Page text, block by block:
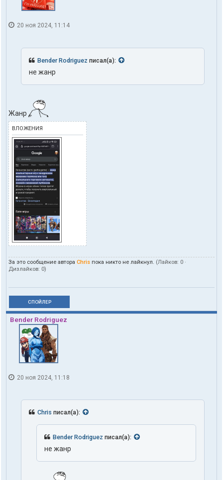
20 ноя 2024, 11:14
Bender Rodriguez писал(а):
не жанр
Жанр
ВЛОЖЕНИЯ
За это сообщение автора Chris пока никто не лайкнул. (Лайков: 0 ·
Дизлайков: 0)
СПОЙЛЕР
Bender Rodriguez
20 ноя 2024, 11:18
Chris писал(а):
Bender Rodriguez писал(а):
не жанр